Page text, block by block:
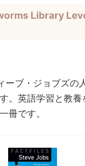
Library
ーブ・ジョブズの
。英語学習と教養
冊です。